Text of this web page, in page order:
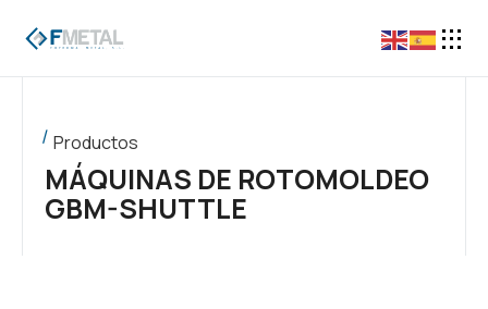
Productos
MÁQUINAS DE ROTOMOLDEO
GBM-SHUTTLE